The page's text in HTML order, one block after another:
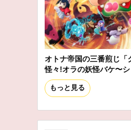
オトナ帝国の三番煎じ「
怪々!オラの妖怪バケ〜
もっと見る